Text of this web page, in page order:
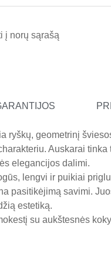
į norų sąrašą
ryškų, geometrinį
Auskarai
elegancijos dalimi.
lengvi ir puikiai
pasitikėjimą savimi.
estetiką.
su aukštesnės